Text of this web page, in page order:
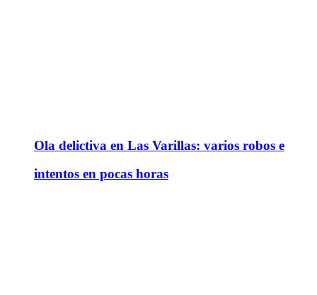
Ola delictiva en Las Varillas: varios robos e
intentos en pocas horas